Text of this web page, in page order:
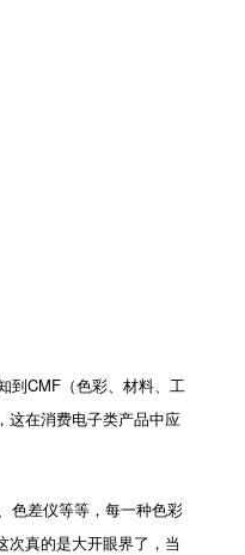
到CMF（色彩、材料、工
这在消费电子类产品中应
色差仪等等，每一种色彩
真的是大开眼界了，当